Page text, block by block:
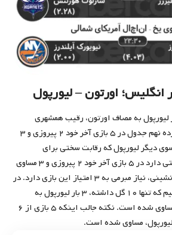
انگلیس؛ اورتون – لیورپول
لیورپول به مصاف اورتون، رقیب همشهری
خواهد رفت. اورتون تیم رده نهم جدول در ۵ بازی آخر خود ۲ پیروزی و ۳
دیگر لیورپول که رقابت سختی برای
صدرنشینی با منچستر سیتی دارد در ۵ بازی آخر خود ۲ پیروزی و ۳ مساوی
داشته و برای ادامه صدرنشینی، نیاز مبرمی به ۳ امتیاز این بازی دارد. در
۵ رویارویی قبلی این دو تیم که تنها ۱۰ گل داشته، ۳ بار لیورپول به
پیروزی رسیده و ۲ بازی مساوی شده است. نکته جالب اینکه ۵ بازی از ۶
لیورپول، مساوی شده است.